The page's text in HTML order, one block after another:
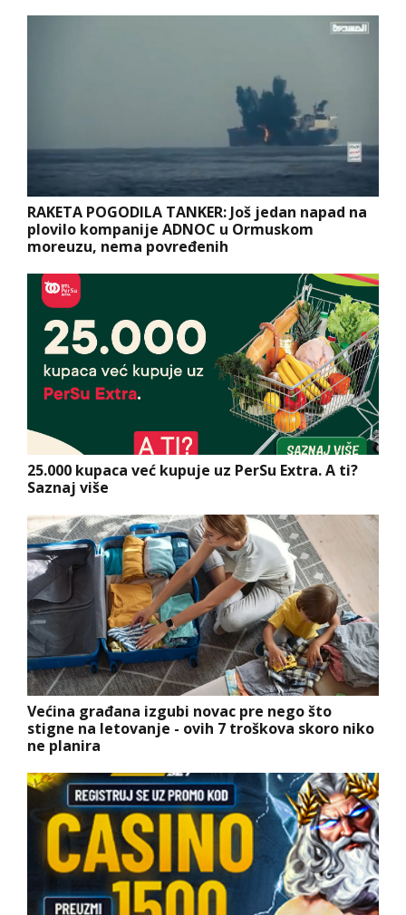
RAKETA POGODILA TANKER: Još jedan napad na
plovilo kompanije ADNOC u Ormuskom
moreuzu, nema povređenih
25.000 kupaca već kupuje uz PerSu Extra. A ti?
Saznaj više
Većina građana izgubi novac pre nego što
stigne na letovanje - ovih 7 troškova skoro niko
ne planira